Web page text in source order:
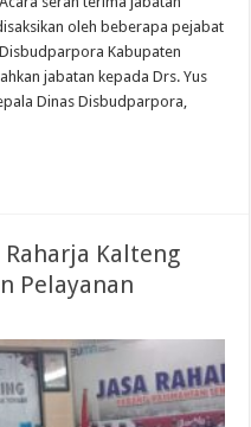
oleh beberapa pejabat
Kabupaten
jabatan kepada Drs. Yus
Dinas Disbudparpora,
Raharja Kalteng
Pelayanan